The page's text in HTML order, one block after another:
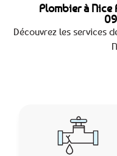
Plombier à Nice
Découvrez les services